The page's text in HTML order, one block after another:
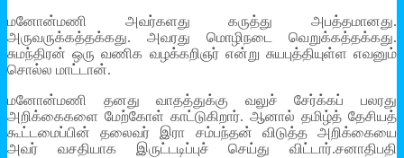
மனோன்மணி அவர்களது கருத்து அபத்தமானது.
அருவருக்கத்தக்கது. அவரது மொழிநடை வெறுக்கத்தக்கது.
சுமந்திரன் ஒரு வணிக வழக்கறிஞர் என்று சுயபுத்தியுள்ள எவனும்
சொல்ல மாட்டான்.
மனோன்மணி தனது வாதத்துக்கு வலுச் சேர்க்கப் பலரது
அறிக்கைகளை மேற்கோள் காட்டுகிறார். ஆனால் தமிழ்த் தேசியத்
கூட்டமைப்பின் தலைவர் இரா சம்பந்தன் விடுத்த அறிக்கையை
அவர் வசதியாக இருட்டடிப்புச் செய்து விட்டார்.சனாதிபதி